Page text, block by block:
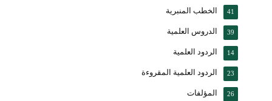
الخطب المنبرية 41
الدروس العلمية 39
الردود العلمية 14
الردود العلمية المقروءة 23
المؤلفات 26